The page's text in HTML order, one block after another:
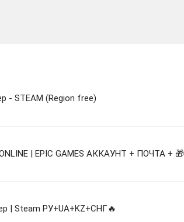
- STEAM (Region free)
| EPIC GAMES АККАУНТ + ПОЧТА + 🎁
| Steam РУ+UA+KZ+СНГ🔥